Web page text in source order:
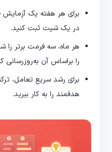
برای هر هفته یک آزمایش
در یک شیت ثبت کنید.
هر ماه، سه فرمت برتر را
را براساس آن به‌روزرسانی
برای رشد سریع تعامل،
هدفمند را به کار ببرید.